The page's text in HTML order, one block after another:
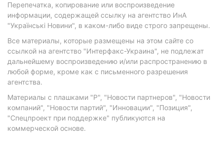
Перепечатка, копирование или воспроизведение
информации, содержащей ссылку на агентство ИнА
"Українські Новини", в каком-либо виде строго запрещены.
Все материалы, которые размещены на этом сайте со
ссылкой на агентство "Интерфакс-Украина", не подлежат
дальнейшему воспроизведению и/или распространению в
любой форме, кроме как с письменного разрешения
агентства.
Материалы с плашками "Р", "Новости партнеров", "Новости
компаний", "Новости партий", "Инновации", "Позиция",
"Спецпроект при поддержке" публикуются на
коммерческой основе.